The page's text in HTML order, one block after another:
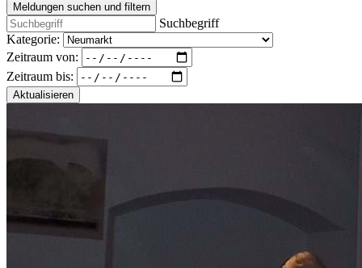
Meldungen suchen und filtern
Suchbegriff
Kategorie:
Zeitraum von:
Zeitraum bis:
Aktualisieren